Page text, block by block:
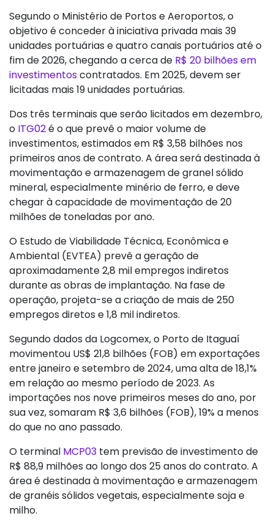
Segundo o Ministério de Portos e Aeroportos, o
objetivo é conceder à iniciativa privada mais 39
unidades portuárias e quatro canais portuários até o
fim de 2026, chegando a cerca de R$ 20 bilhões em
investimentoscontratados. Em 2025, devem ser
licitadas mais 19 unidades portuárias.
Dos três terminais que serão licitados em dezembro,
o ITG02é o que prevê o maior volume de
investimentos, estimados em R$ 3,58 bilhões nos
primeiros anos de contrato. A área será destinada à
movimentação e armazenagem de granel sólido
mineral, especialmente minério de ferro, e deve
chegar à capacidade de movimentação de 20
milhões de toneladas por ano.
O Estudo de Viabilidade Técnica, Econômica e
Ambiental (EVTEA) prevê a geração de
aproximadamente 2,8 mil empregos indiretos
durante as obras de implantação. Na fase de
operação, projeta-se a criação de mais de 250
empregos diretos e 1,8 mil indiretos.
Segundo dados da Logcomex, o Porto de Itaguaí
movimentou US$ 21,8 bilhões (FOB) em exportações
entre janeiro e setembro de 2024, uma alta de 18,1%
em relação ao mesmo período de 2023. As
importações nos nove primeiros meses do ano, por
sua vez, somaram R$ 3,6 bilhões (FOB), 19% a menos
do que no ano passado.
O terminal MCP03 tem previsão de investimento de
R$ 88,9 milhões ao longo dos 25 anos do contrato. A
área é destinada à movimentação e armazenagem
de granéis sólidos vegetais, especialmente soja e
milho.